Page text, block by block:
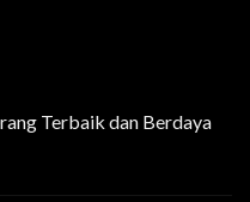
Terbaik dan Berdaya